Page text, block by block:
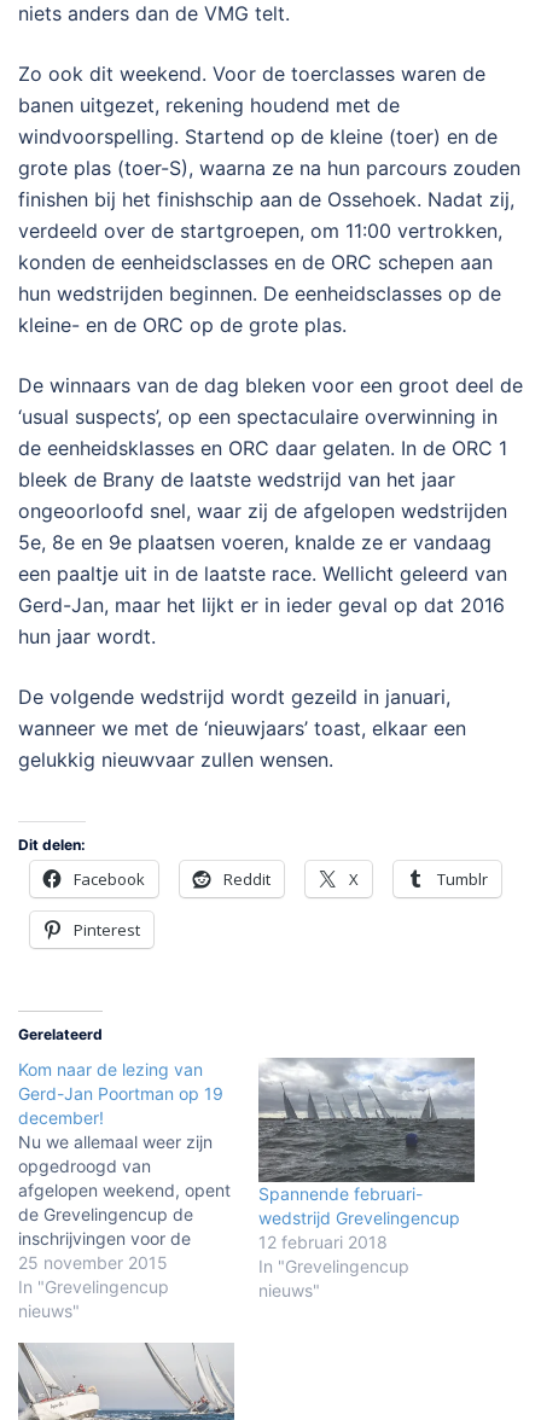
niets anders dan de VMG telt.
Zo ook dit weekend. Voor de toerclasses waren de
banen uitgezet, rekening houdend met de
windvoorspelling. Startend op de kleine (toer) en de
grote plas (toer-S), waarna ze na hun parcours zouden
finishen bij het finishschip aan de Ossehoek. Nadat zij,
verdeeld over de startgroepen, om 11:00 vertrokken,
konden de eenheidsclasses en de ORC schepen aan
hun wedstrijden beginnen. De eenheidsclasses op de
kleine- en de ORC op de grote plas.
De winnaars van de dag bleken voor een groot deel de
‘usual suspects’, op een spectaculaire overwinning in
de eenheidsklasses en ORC daar gelaten. In de ORC 1
bleek de Brany de laatste wedstrijd van het jaar
ongeoorloofd snel, waar zij de afgelopen wedstrijden
5e, 8e en 9e plaatsen voeren, knalde ze er vandaag
een paaltje uit in de laatste race. Wellicht geleerd van
Gerd-Jan, maar het lijkt er in ieder geval op dat 2016
hun jaar wordt.
De volgende wedstrijd wordt gezeild in januari,
wanneer we met de ‘nieuwjaars’ toast, elkaar een
gelukkig nieuwvaar zullen wensen.
Dit delen:
Facebook Reddit X Tumblr
Pinterest
Gerelateerd
Kom naar de lezing van
Gerd-Jan Poortman op 19
december!
Nu we allemaal weer zijn
opgedroogd van
afgelopen weekend, opent
de Grevelingencup de
inschrijvingen voor de
lezing op 19 december
2015. Wil jij weten hoe het
is om weken achtereen
Hoe het is om dag en
nacht met 20 knopen over
het water te stuiven?…
25 november 2015
In "Grevelingencup
nieuws"
Spannende februari-
wedstrijd Grevelingencup
12 februari 2018
In "Grevelingencup
nieuws"